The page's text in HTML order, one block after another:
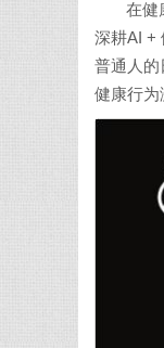
在健
深耕AI +
普通人的
健康行为